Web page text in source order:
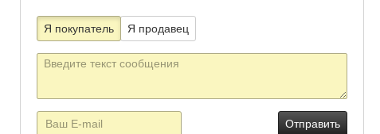
Я покупатель Я продавец
Текст
E-